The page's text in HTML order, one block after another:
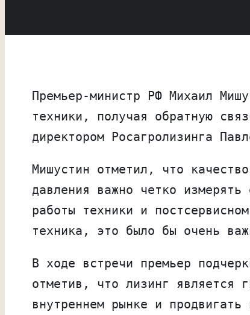
Премьер-министр РФ Михаил
техники, получая обратную
директором Росагролизинга
Мишустин отметил, что
давления важно четко
работы техники и
техника, это было бы очень
В ходе встречи премьер
отметив, что лизинг является
внутреннем рынке и